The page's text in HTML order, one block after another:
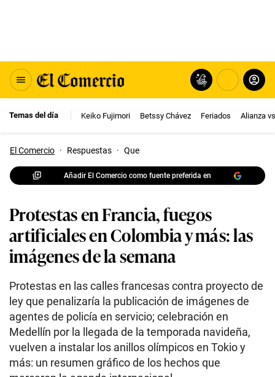
Temas del día Keiko Fujimori Betssy Chávez Feriados Alianza
El Comercio · Respuestas · Que
Añadir El Comercio como fuente preferida en
Protestas en Francia, fuegos
artificiales en Colombia y más: las
imágenes de la semana
Protestas en las calles francesas contra proyecto de
ley que penalizaría la publicación de imágenes de
agentes de policía en servicio; celebración en
Medellín por la llegada de la temporada navideña,
vuelven a instalar los anillos olímpicos en Tokio y
más: un resumen gráfico de los hechos que